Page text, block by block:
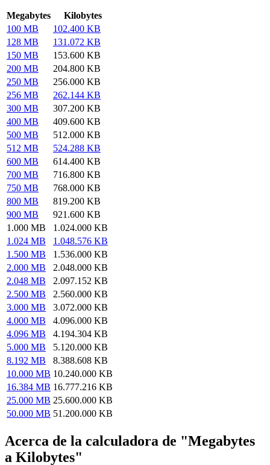
Megabytes
Kilobytes
100 MB
102.400 KB
128 MB
131.072 KB
150 MB
153.600 KB
200 MB
204.800 KB
250 MB
256.000 KB
256 MB
262.144 KB
300 MB
307.200 KB
400 MB
409.600 KB
500 MB
512.000 KB
512 MB
524.288 KB
600 MB
614.400 KB
700 MB
716.800 KB
750 MB
768.000 KB
800 MB
819.200 KB
900 MB
921.600 KB
1.000 MB
1.024.000 KB
1.024 MB
1.048.576 KB
1.500 MB
1.536.000 KB
2.000 MB
2.048.000 KB
2.048 MB
2.097.152 KB
2.500 MB
2.560.000 KB
3.000 MB
3.072.000 KB
4.000 MB
4.096.000 KB
4.096 MB
4.194.304 KB
5.000 MB
5.120.000 KB
8.192 MB
8.388.608 KB
10.000 MB 10.240.000 KB
16.384 MB 16.777.216 KB
25.000 MB 25.600.000 KB
50.000 MB 51.200.000 KB
Acerca de la calculadora de "Megabytes
a Kilobytes"